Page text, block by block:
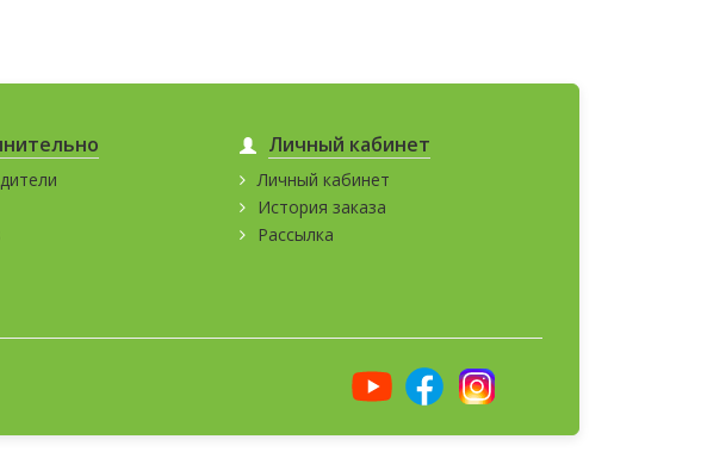
Личный кабинет
Личный кабинет
История заказа
Рассылка